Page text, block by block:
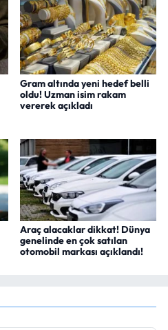
Gram altında yeni hedef belli
oldu! Uzman isim rakam
vererek açıkladı
Araç alacaklar dikkat! Dünya
genelinde en çok satılan
otomobil markası açıklandı!